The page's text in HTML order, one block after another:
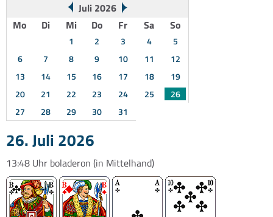
Juli 2026
Mo
Di Mi Do Fr Sa So
1 2 3 4
5
6
7 8 9 10 11
12
13
14 15 16 17 18
19
20
21 22 23 24 25
26
27
28 29 30 31
26. Juli 2026
13:48 Uhr boladeron (in Mittelhand)